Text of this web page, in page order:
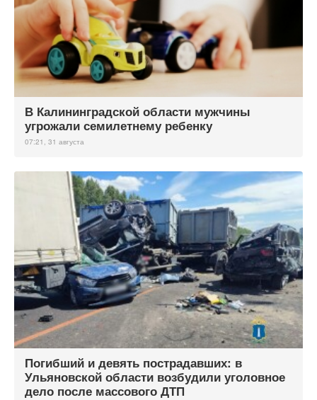
В Калининградской области мужчины
угрожали семилетнему ребенку
07:21, 31 августа
Погибший и девять пострадавших: в
Ульяновской области возбудили уголовное
дело после массового ДТП